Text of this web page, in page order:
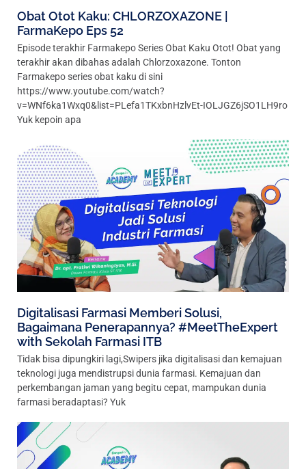
Obat Otot Kaku: CHLORZOXAZONE |
FarmaKepo Eps 52
Episode terakhir Farmakepo Series Obat Kaku Otot! Obat yang
terakhir akan dibahas adalah Chlorzoxazone. Tonton
Farmakepo series obat kaku di sini
https://www.youtube.com/watch?
v=WNf6ka1Wxq0&list=PLefa1TKxbnHzlvEt-IOLJGZ6jSO1LH9ro
Yuk kepoin apa
Digitalisasi Farmasi Memberi Solusi,
Bagaimana Penerapannya? #MeetTheExpert
with Sekolah Farmasi ITB
Tidak bisa dipungkiri lagi,Swipers jika digitalisasi dan kemajuan
teknologi juga mendistrupsi dunia farmasi. Kemajuan dan
perkembangan jaman yang begitu cepat, mampukan dunia
farmasi beradaptasi? Yuk